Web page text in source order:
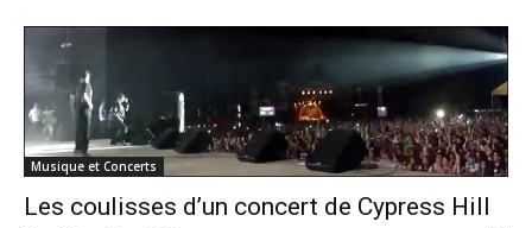
Musique et Concerts
Les coulisses d’un concert de Cypress Hill